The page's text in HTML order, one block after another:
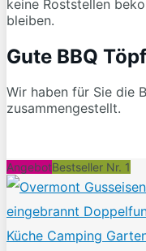
keine Roststellen
bleiben.
Gute BBQ
Wir haben für Sie die
zusammengestellt.
AngebotBestseller Nr. 1